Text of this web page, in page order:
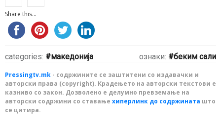
Share this...
categories: македонија ознаки: беким сали
Pressingtv.mk - содржините се заштитени со издавачки и
авторски права (copyright). Крадењето на авторски текстови е
казниво со закон. Дозволено е делумно превземање на
авторски содржини со ставање хиперлинк до содржината што
се цитира.